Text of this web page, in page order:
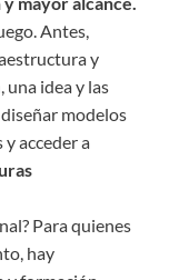
Antes,
y
una idea y las
modelos
acceder a
Para quienes
hay